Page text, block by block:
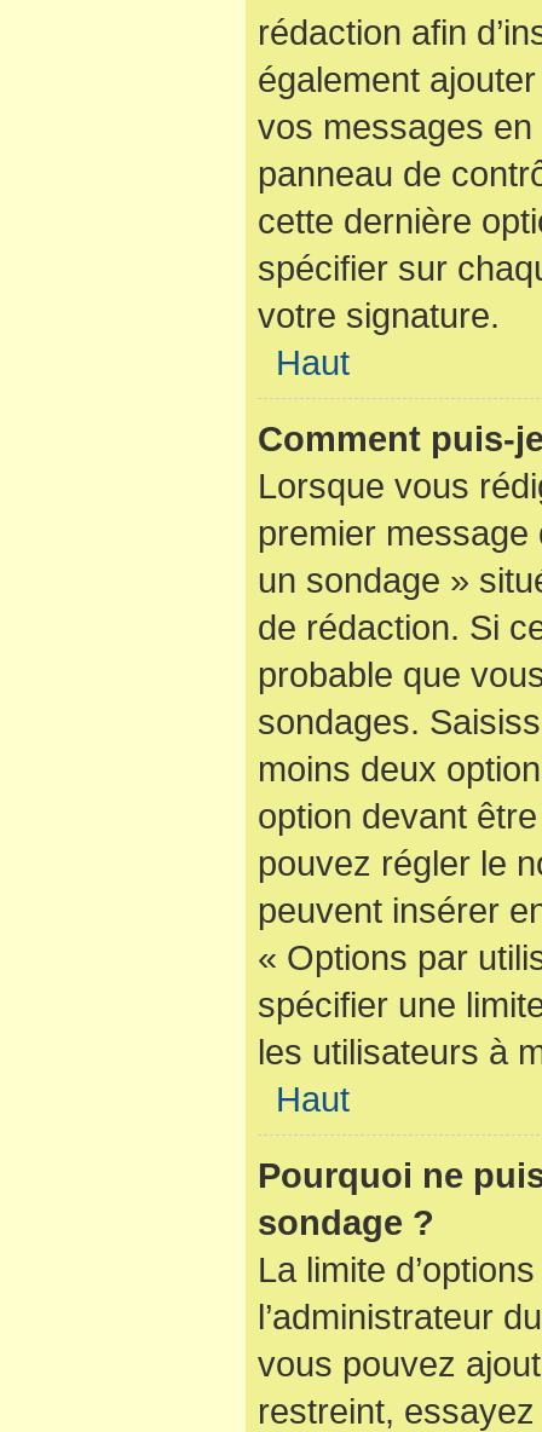
rédaction afin
également
vos messages
panneau de
cette dernière
spécifier sur
votre signature.
Haut
Comment puis-
Lorsque vous
premier message
un sondage »
de rédaction. Si
probable que
sondages.
moins deux
option devant
pouvez régler le
peuvent insérer
« Options par
spécifier une
les utilisateurs à
Haut
Pourquoi ne
sondage ?
La limite
l’administrateur
vous pouvez
restreint,